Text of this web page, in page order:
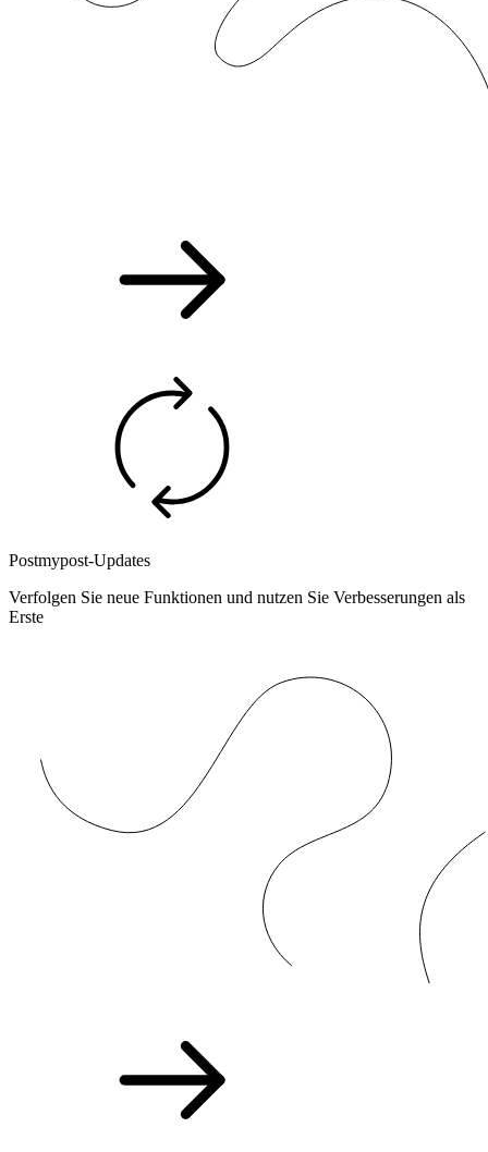
Postmypost-Updates
Verfolgen Sie neue Funktionen und nutzen Sie Verbesserungen als
Erste